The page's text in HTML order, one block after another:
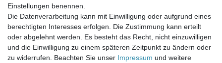
UNSER LADENGESCHÄFT
Gottlieb-Daimler-Str. 10
33334 Gütersloh
ÖFFNUNGSZEITEN
Einstellungen benennen.
Die Datenverarbeitung kann mit Einwilligung oder aufgrund eines
berechtigten Interesses erfolgen. Die Zustimmung kann erteilt
oder abgelehnt werden. Es besteht das Recht, nicht einzuwilligen
und die Einwilligung zu einem späteren Zeitpunkt zu ändern oder
zu widerrufen. Beachten Sie unser Impressum und weitere